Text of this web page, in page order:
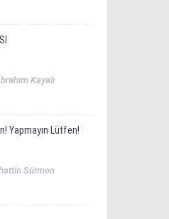
Kayalı
Yapmayın Lütfen!
Sürmen